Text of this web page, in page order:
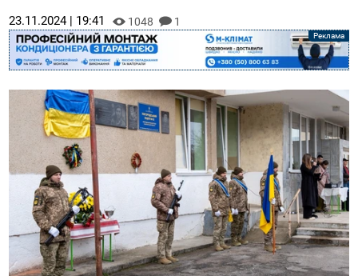
23.11.2024 | 19:41 1048 1